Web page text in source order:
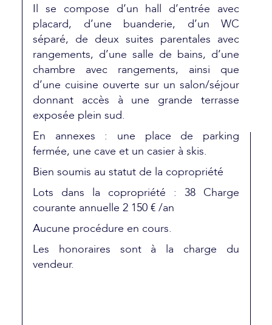
Il se compose d’un hall d’entrée avec
placard, d’une buanderie, d’un WC
séparé, de deux suites parentales avec
rangements, d’une salle de bains, d’une
chambre avec rangements, ainsi que
d’une cuisine ouverte sur un salon/séjour
donnant accès à une grande terrasse
exposée plein sud.
En annexes : une place de parking
fermée, une cave et un casier à skis.
Bien soumis au statut de la copropriété
Lots dans la copropriété : 38 Charge
courante annuelle 2 150 € /an
Aucune procédure en cours.
Les honoraires sont à la charge du
vendeur.